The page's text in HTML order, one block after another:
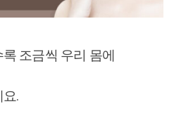
조금씩 우리 몸에
.